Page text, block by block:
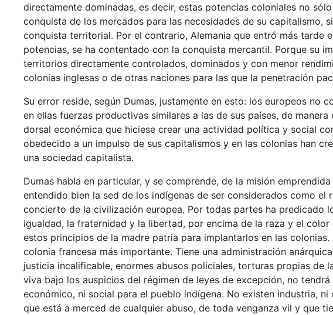
directamente dominadas, es decir, estas potencias coloniales no
conquista de los mercados para las necesidades de su capitalismo,
conquista territorial. Por el contrario, Alemania que entró más tarde
potencias, se ha contentado con la conquista mercantil. Porque su
territorios directamente controlados, dominados y con menor
colonias inglesas o de otras naciones para las que la penetración
Su error reside, según Dumas, justamente en esto: los europeos no
en ellas fuerzas productivas similares a las de sus países, de
dorsal económica que hiciese crear una actividad política y social
obedecido a un impulso de sus capitalismos y en las colonias han
una sociedad capitalista.
Dumas habla en particular, y se comprende, de la misión
entendido bien la sed de los indígenas de ser considerados como el
concierto de la civilización europea. Por todas partes ha predicado
igualdad, la fraternidad y la libertad, por encima de la raza y el
estos principios de la madre patria para implantarlos en las colonias.
colonia francesa más importante. Tiene una administración
justicia incalificable, enormes abusos policiales, torturas propias de
viva bajo los auspicios del régimen de leyes de excepción, no
económico, ni social para el pueblo indígena. No existen industria,
que está a merced de cualquier abuso, de toda venganza vil y que